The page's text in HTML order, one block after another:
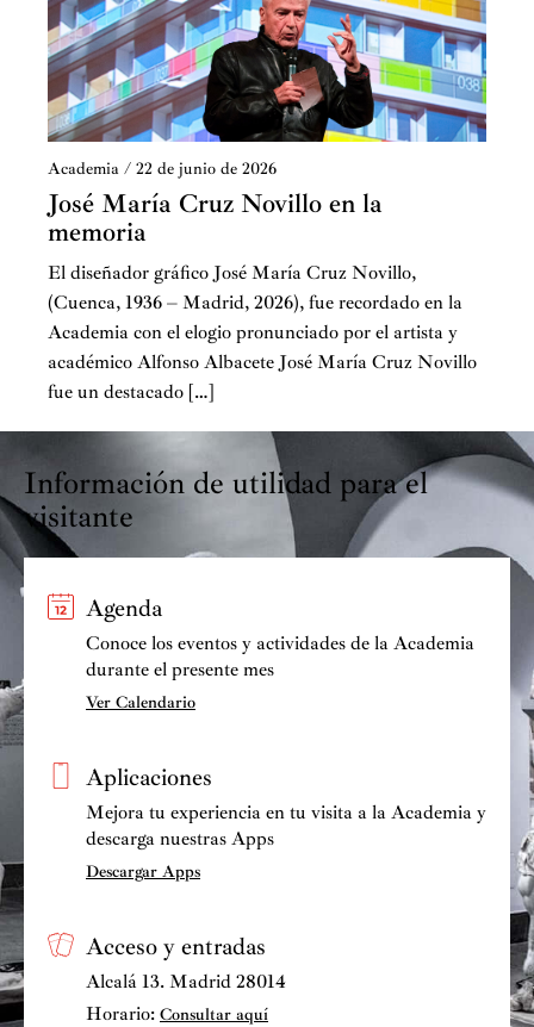
Academia / 22 de junio de 2026
José María Cruz Novillo en la
memoria
El diseñador gráfico José María Cruz Novillo,
(Cuenca, 1936 – Madrid, 2026), fue recordado en la
Academia con el elogio pronunciado por el artista y
académico Alfonso Albacete José María Cruz Novillo
fue un destacado […]
Información de utilidad para el
visitante
Agenda
Conoce los eventos y actividades de la Academia
durante el presente mes
Ver Calendario
Aplicaciones
Mejora tu experiencia en tu visita a la Academia y
descarga nuestras Apps
Descargar Apps
Acceso y entradas
Alcalá 13. Madrid 28014
Horario: Consultar aquí